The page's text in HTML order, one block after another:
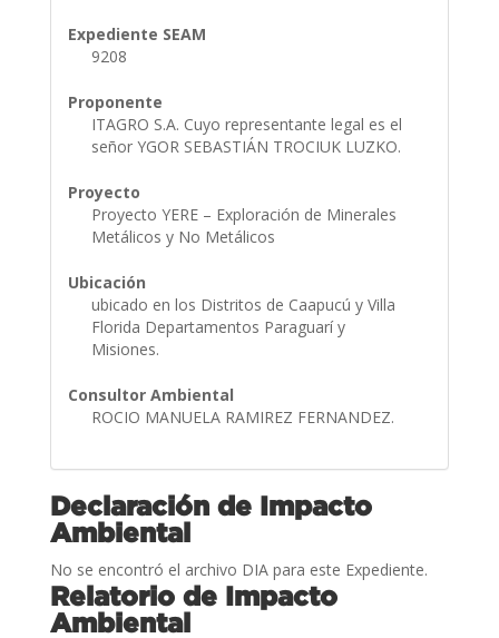
Expediente SEAM
9208
Proponente
ITAGRO S.A. Cuyo representante legal es el
señor YGOR SEBASTIÁN TROCIUK LUZKO.
Proyecto
Proyecto YERE – Exploración de Minerales
Metálicos y No Metálicos
Ubicación
ubicado en los Distritos de Caapucú y Villa
Florida Departamentos Paraguarí y
Misiones.
Consultor Ambiental
ROCIO MANUELA RAMIREZ FERNANDEZ.
Declaración de Impacto
Ambiental
No se encontró el archivo DIA para este Expediente.
Relatorio de Impacto
Ambiental